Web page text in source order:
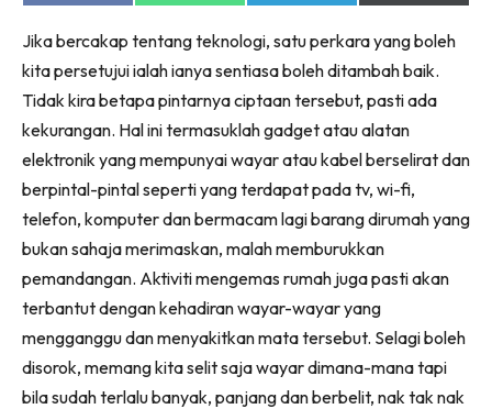
Ruang Makan
Ruang Tamu
Menarik Lagi
Casa Impiana
Impiana Makeover
Makeover Ruang Selebriti
Destinasi
Hotel
Kafe
Hartanah
High Rise
Landed
on
on
on
on
(Twitter)
Jika bercakap tentang teknologi, satu perkara yang boleh
kita persetujui ialah ianya sentiasa boleh ditambah baik.
Tidak kira betapa pintarnya ciptaan tersebut, pasti ada
kekurangan. Hal ini termasuklah gadget atau alatan
elektronik yang mempunyai wayar atau kabel berselirat dan
berpintal-pintal seperti yang terdapat pada tv, wi-fi,
telefon, komputer dan bermacam lagi barang dirumah yang
bukan sahaja merimaskan, malah memburukkan
pemandangan. Aktiviti mengemas rumah juga pasti akan
terbantut dengan kehadiran wayar-wayar yang
mengganggu dan menyakitkan mata tersebut. Selagi boleh
disorok, memang kita selit saja wayar dimana-mana tapi
bila sudah terlalu banyak, panjang dan berbelit, nak tak nak